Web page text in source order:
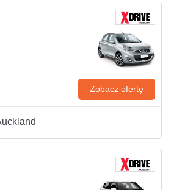
Zobacz ofertę